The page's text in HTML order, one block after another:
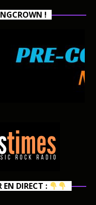
!
EN DIRECT :